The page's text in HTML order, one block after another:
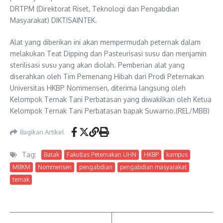
DRTPM (Direktorat Riset, Teknologi dan Pengabdian
Masyarakat) DIKTISAINTEK.
Alat yang diberikan ini akan mempermudah peternak dalam
melakukan Teat Dipping dan Pasteurisasi susu dan menjamin
sterilisasi susu yang akan diolah. Pemberian alat yang
diserahkan oleh Tim Pemenang Hibah dari Prodi Peternakan
Universitas HKBP Nommensen, diterima langsung oleh
Kelompok Ternak Tani Perbatasan yang diwakilkan oleh Ketua
Kelompok Ternak Tani Perbatasan bapak Suwarno.(REL/MBB)
Bagikan Artikel
Tag: Batak Fakultas Peternakan UHN HKBP
kampus
MBKM
Nommensen pengabdian
pengabdian masyarakat
ternak